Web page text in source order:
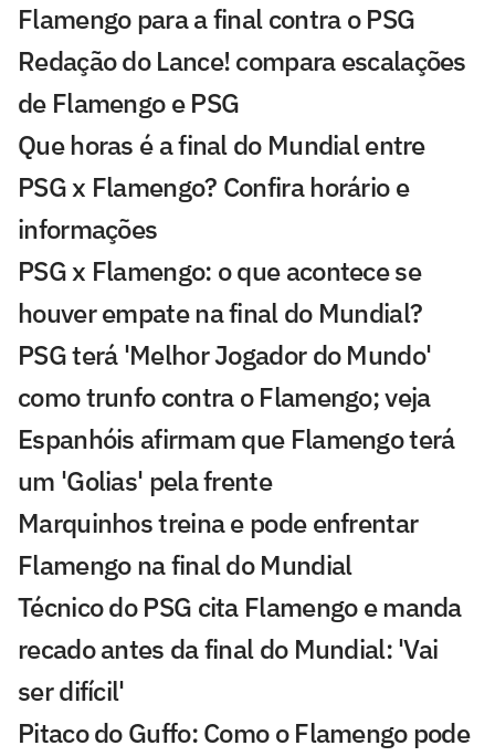
Flamengo para a final contra o PSG
Redação do Lance! compara escalações
de Flamengo e PSG
Que horas é a final do Mundial entre
PSG x Flamengo? Confira horário e
informações
PSG x Flamengo: o que acontece se
houver empate na final do Mundial?
PSG terá 'Melhor Jogador do Mundo'
como trunfo contra o Flamengo; veja
Espanhóis afirmam que Flamengo terá
um 'Golias' pela frente
Marquinhos treina e pode enfrentar
Flamengo na final do Mundial
Técnico do PSG cita Flamengo e manda
recado antes da final do Mundial: 'Vai
ser difícil'
Pitaco do Guffo: Como o Flamengo pode